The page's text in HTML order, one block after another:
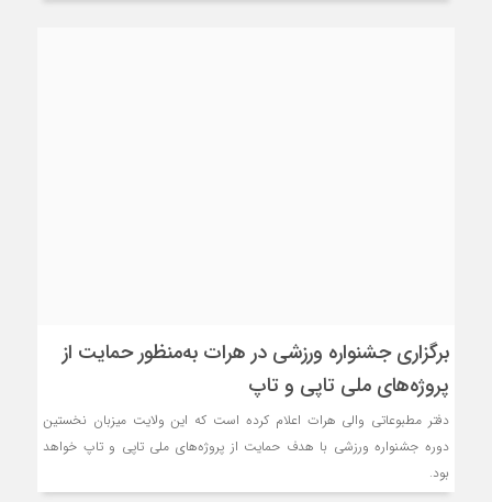
برگزاری جشنواره ورزشی در هرات به‌منظور حمایت از
پروژه‌های ملی تاپی و تاپ
دفتر مطبوعاتی والی هرات اعلام کرده است که این ولایت میزبان نخستین
دوره جشنواره ورزشی با هدف حمایت از پروژه‌های ملی تاپی و تاپ خواهد
بود.